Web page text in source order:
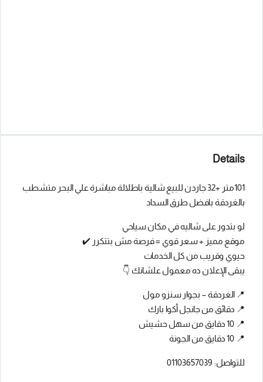
Details
101متر +32 جاردن للبيع شالية باطلالة مباشرة علي البحر متشطب
بالغردقة بافضل طرق السداد
لو بتدور على شاليه في مكان سياحي
موقع مميز + سعر قوي = فرصة مش بتتكرر ✔️
حيوي وقريب من كل الخدمات
يبقى الإعلان ده معمول علشانك 👇
📍 الغردقة – بجوار سنزو مول
📍 دقائق من جانجل أكوا بارك
📍 10 دقايق من سهل حشيش
📍 10 دقايق من الجونة
للتواصل: 01103657039